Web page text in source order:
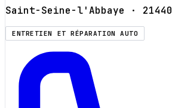
Saint-Seine-l'Abbaye · 21440
ENTRETIEN ET RÉPARATION AUTO